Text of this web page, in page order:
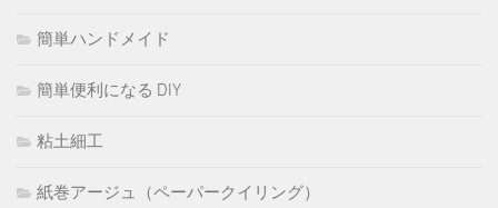
簡単ハンドメイド
簡単便利になる DIY
粘土細工
紙巻アージュ（ペーパークイリング）